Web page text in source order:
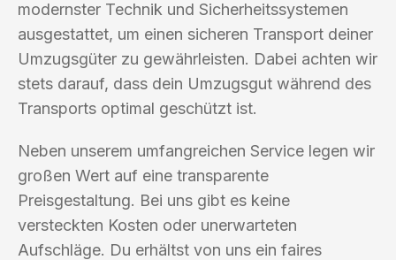
modernster Technik und Sicherheitssystemen
ausgestattet, um einen sicheren Transport deiner
Umzugsgüter zu gewährleisten. Dabei achten wir
stets darauf, dass dein Umzugsgut während des
Transports optimal geschützt ist.
Neben unserem umfangreichen Service legen wir
großen Wert auf eine transparente
Preisgestaltung. Bei uns gibt es keine
versteckten Kosten oder unerwarteten
Aufschläge. Du erhältst von uns ein faires